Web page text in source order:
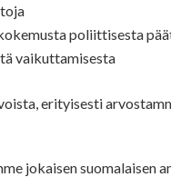
poliittisesta
vaikuttamisesta
erityisesti
jokaisen suomalaisen